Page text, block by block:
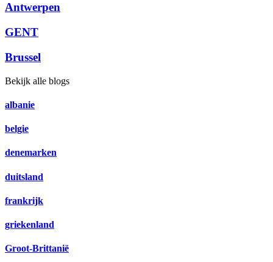
Antwerpen
GENT
Brussel
Bekijk alle blogs
albanie
belgie
denemarken
duitsland
frankrijk
griekenland
Groot-Brittanië